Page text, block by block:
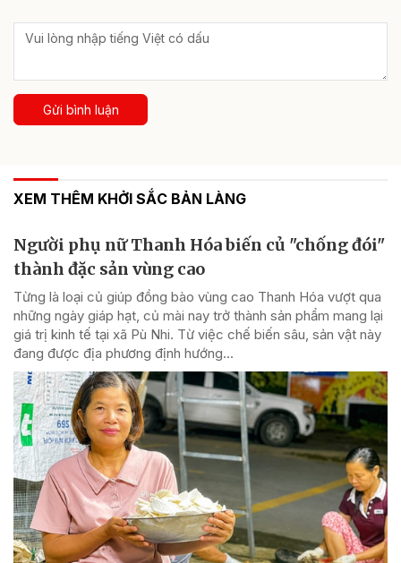
Gửi bình luận
XEM THÊM KHỞI SẮC BẢN LÀNG
Người phụ nữ Thanh Hóa biến củ "chống đói"
thành đặc sản vùng cao
Từng là loại củ giúp đồng bào vùng cao Thanh Hóa vượt qua
những ngày giáp hạt, củ mài nay trở thành sản phẩm mang lại
giá trị kinh tế tại xã Pù Nhi. Từ việc chế biến sâu, sản vật này
đang được địa phương định hướng...